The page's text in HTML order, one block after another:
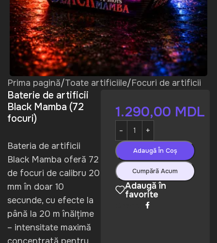
Prima pagină/Toate artificiile/Focuri de artificii
Baterie de artificii
Black Mamba (72
focuri)
Bateria de artificii
Black Mamba oferă 72
de focuri de calibru 20
mm în doar 10
secunde, cu efecte la
până la 20 m înălțime
– intensitate maximă
1.290,00 MDL
Adaugă În Coș
Cumpără Acum
Adaugă în
favorite